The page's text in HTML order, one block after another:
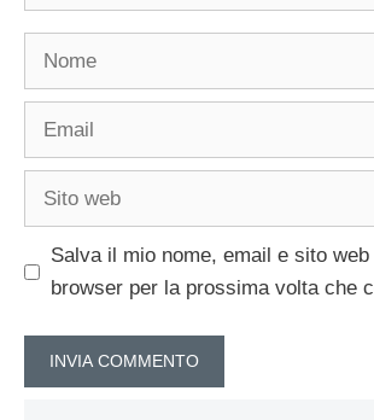
Nome
Email
Sito
Salva il mio nome, email e sito
browser per la prossima volta che